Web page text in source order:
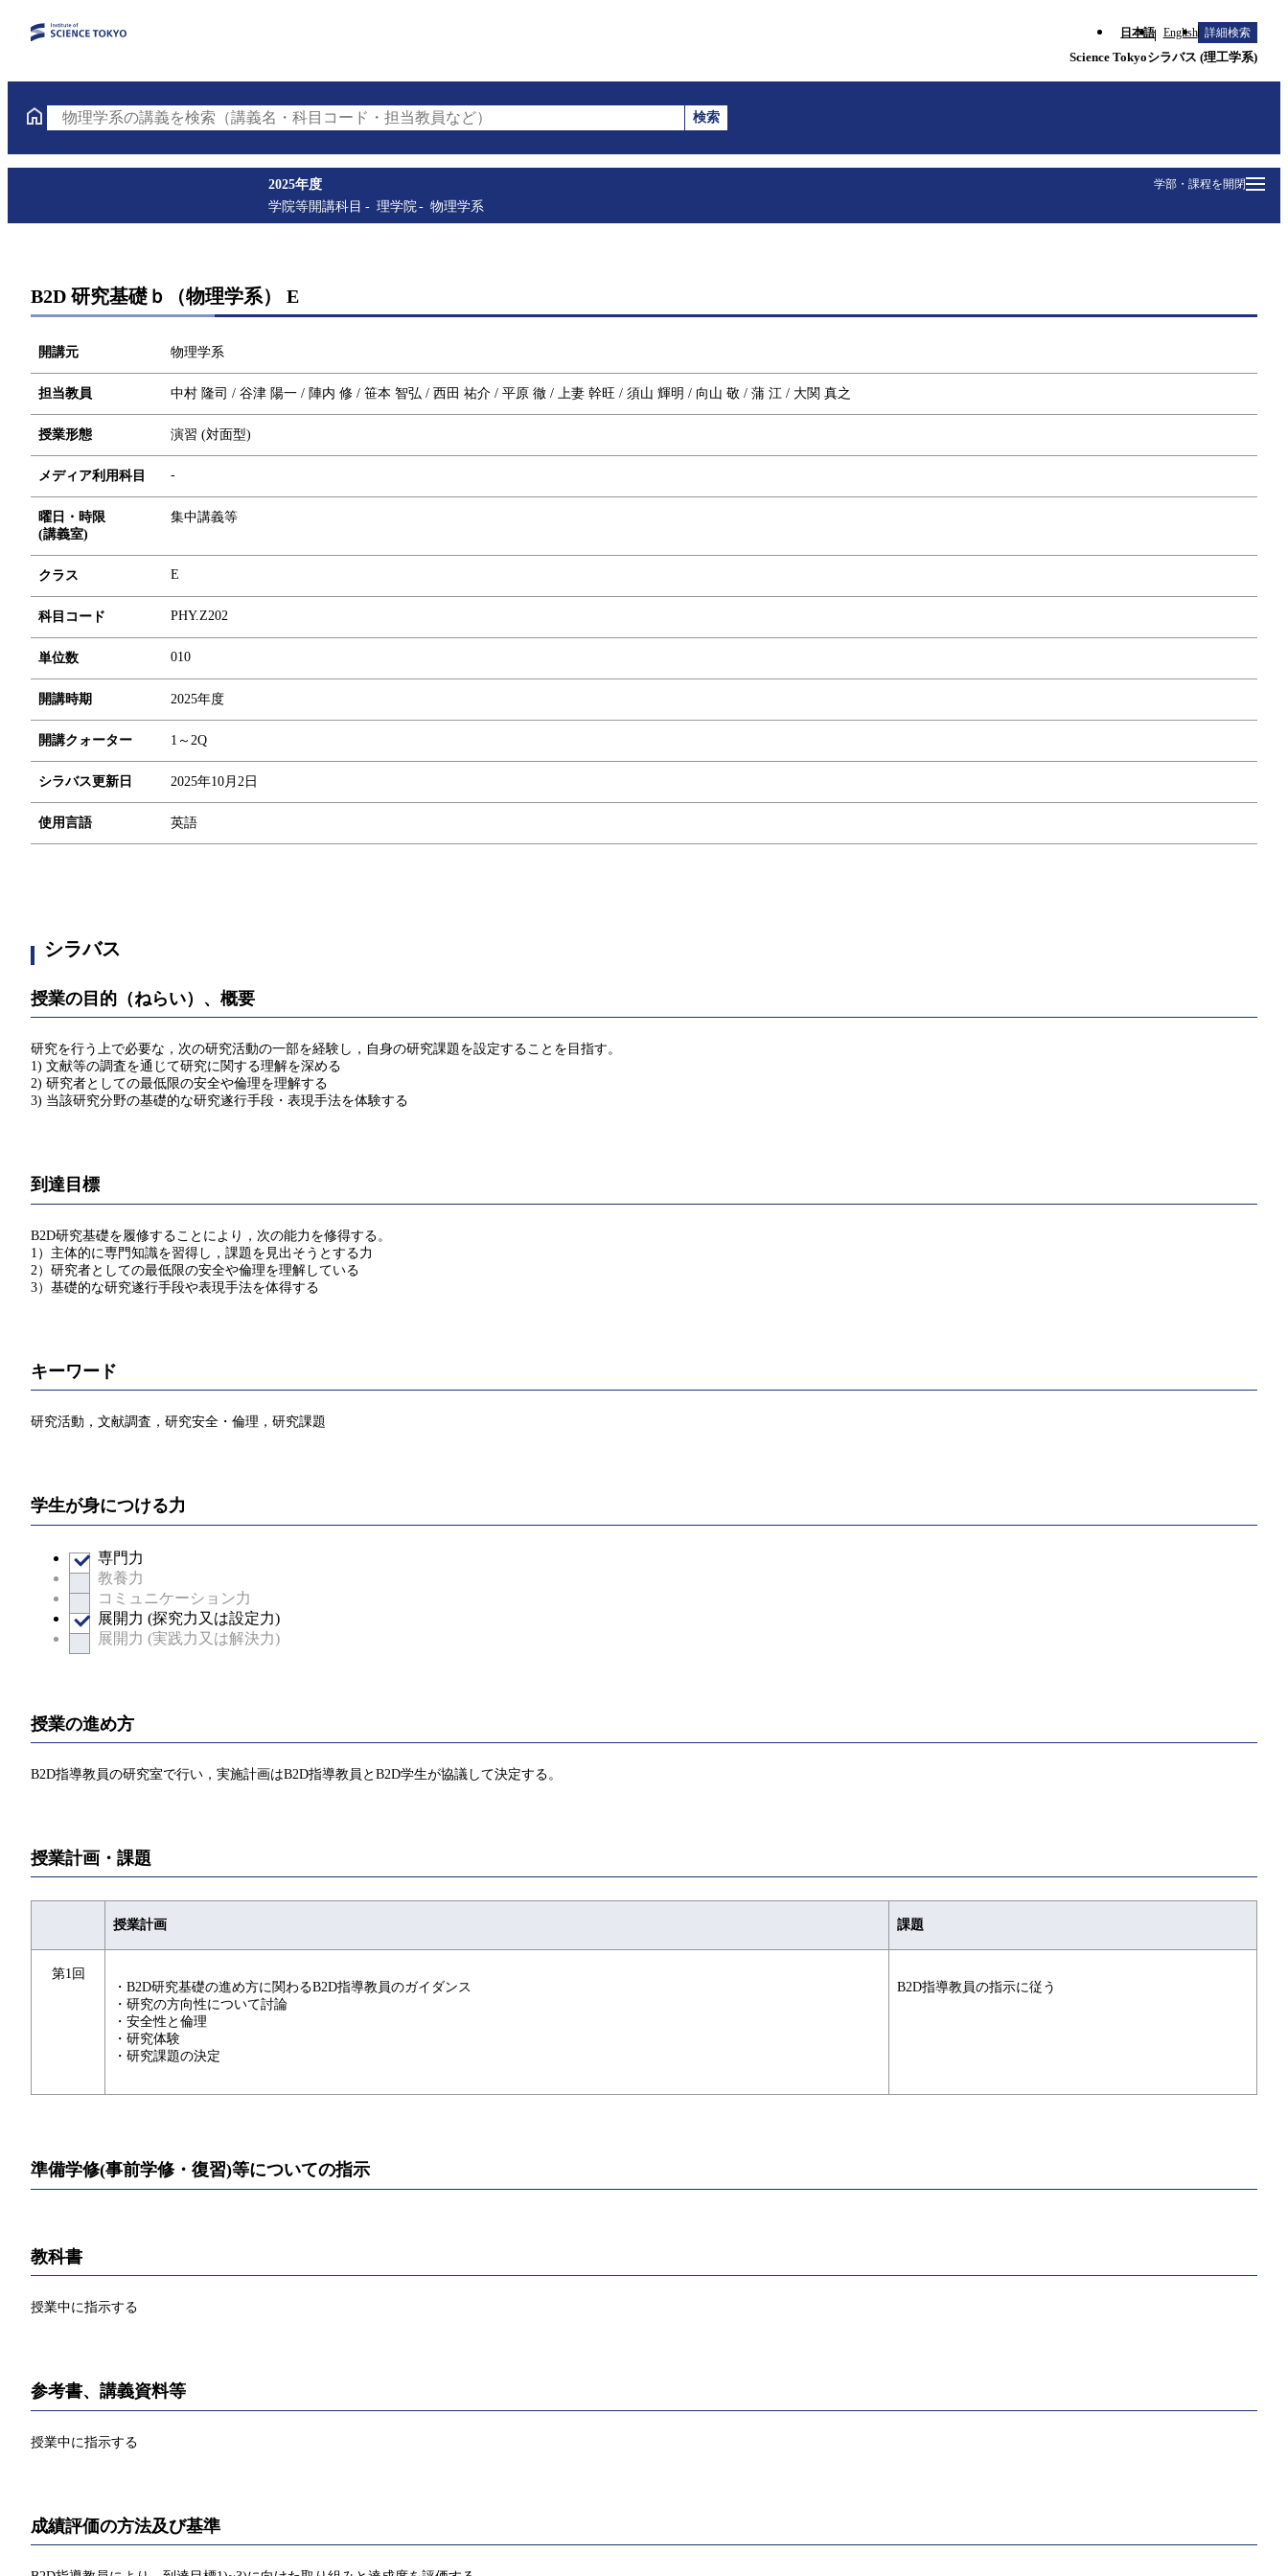
日本語 English 詳細検索
Science Tokyoシラバス (理工学系)
物理学系の講義を検索（講義名・科目コード・担当教員など）
検索
学部・課程を開閉
2025年度
学院等開講科目
理学院 物理学系
B2D 研究基礎ｂ（物理学系） E
開講元 物理学系
担当教員 中村 隆司 / 谷津 陽一 / 陣内 修 / 笹本 智弘 / 西田 祐介 / 平原 徹 / 上妻 幹旺 / 須山 輝明 / 向山 敬 / 蒲 江 / 大関 真之
授業形態 演習 (対面型)
メディア利用科目 -
曜日・時限
(講義室)
集中講義等
クラス E
科目コード PHY.Z202
単位数 010
開講時期 2025年度
開講クォーター 1～2Q
シラバス更新日 2025年10月2日
使用言語 英語
シラバス
授業の目的（ねらい）、概要
研究を行う上で必要な，次の研究活動の一部を経験し，自身の研究課題を設定することを目指す。
1) 文献等の調査を通じて研究に関する理解を深める
2) 研究者としての最低限の安全や倫理を理解する
3) 当該研究分野の基礎的な研究遂行手段・表現手法を体験する
到達目標
B2D研究基礎を履修することにより，次の能力を修得する。
1）主体的に専門知識を習得し，課題を見出そうとする力
2）研究者としての最低限の安全や倫理を理解している
3）基礎的な研究遂行手段や表現手法を体得する
キーワード
研究活動，文献調査，研究安全・倫理，研究課題
学生が身につける力
専門力
教養力
コミュニケーション力
展開力 (探究力又は設定力)
展開力 (実践力又は解決力)
授業の進め方
B2D指導教員の研究室で行い，実施計画はB2D指導教員とB2D学生が協議して決定する。
授業計画・課題
授業計画 課題
第1回
・B2D研究基礎の進め方に関わるB2D指導教員のガイダンス
・研究の方向性について討論
・安全性と倫理
・研究体験
・研究課題の決定
B2D指導教員の指示に従う
準備学修(事前学修・復習)等についての指示
教科書
授業中に指示する
参考書、講義資料等
授業中に指示する
成績評価の方法及び基準